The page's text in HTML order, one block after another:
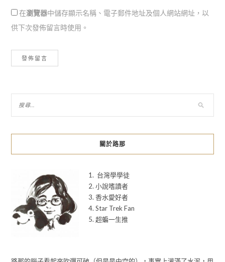
在瀏覽器中儲存顯示名稱、電子郵件地址及個人網站網址，以
供下次發佈留言時使用。
關於路那
1. 台灣學學徒
2. 小說嗜讀者
3. 香水愛好者
4. Star Trek Fan
5. 超蝙一生推